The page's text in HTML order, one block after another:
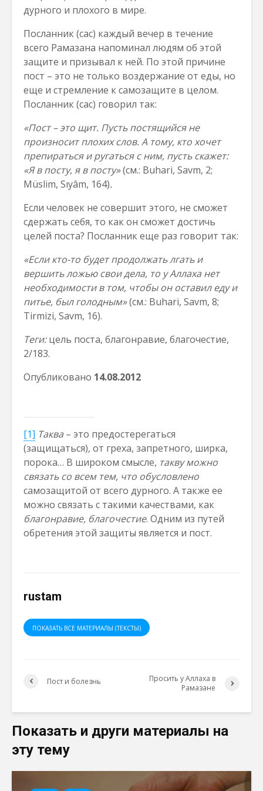
дурного и плохого в мире.
Посланник (сас) каждый вечер в течение
всего Рамазана напоминал людям об этой
защите и призывал к ней. По этой причине
пост – это не только воздержание от еды, но
еще и стремление к самозащите в целом.
Посланник (сас) говорил так:
«Пост – это щит. Пусть постящийся не
произносит плохих слов. А тому, кто хочет
препираться и ругаться с ним, пусть скажет:
«Я в посту, я в посту»(см.: Buhari, Savm, 2;
Müslim, Sıyâm, 164).
Если человек не совершит этого, не сможет
сдержать себя, то как он сможет достичь
целей поста? Посланник еще раз говорит так:
«Если кто-то будет продолжать лгать и
вершить ложью свои дела, то у Аллаха нет
необходимости в том, чтобы он оставил еду и
питье, был голодным»(см.: Buhari, Savm, 8;
Tirmizi, Savm, 16).
Теги:цель поста, благонравие, благочестие,
2/183.
Опубликовано 14.08.2012
[1] Таква – это предостерегаться
(защищаться), от греха, запретного, ширка,
порока… В широком смысле, такву можно
связать со всем тем, что обусловлено
самозащитой от всего дурного. А также ее
можно связать с такими качествами, как
благонравие, благочестие. Одним из путей
обретения этой защиты является и пост.
rustam
ПОКАЗАТЬ ВСЕ МАТЕРИАЛЫ (ТЕКСТЫ)
Пост и болезнь
Просить у Аллаха в
Рамазане
Показать и други материалы на
эту тему